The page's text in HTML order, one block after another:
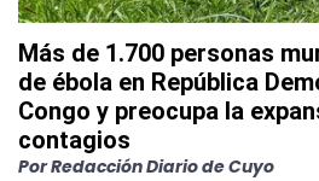
Más de 1.700 personas
de ébola en República
Congo y preocupa la
contagios
PorRedacción Diario de Cuyo